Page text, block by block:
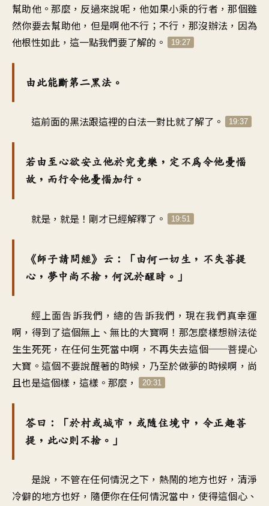
幫助他。那麼，反過來說呢，他如果小乘的行者，那個雖
然你要去幫助他，但是啊他不行；不行，那沒辦法，因為
他根性如此，這一點我們要了解的。
19:27
由此能斷第二黑法。
這前面的黑法跟這裡的白法一對比就了解了。 19:37
若由至心欲安立他於究竟樂，定不為令他憂惱
故，而行令他憂惱加行。
就是，就是！剛才已經解釋了。 19:51
《師子請問經》云：「由何一切生，不失菩提
心，夢中尚不捨，何況於醒時。」
經上面告訴我們，總的告訴我們，現在我們真幸運
啊，得到了這個無上、無比的大寶啊！那怎麼樣想辦法從
生生死死，在任何生死當中啊，不再失去這個──菩提心
大寶。這個不要說醒著的時候，乃至於做夢的時候啊，尚
且也是這個樣，這樣。那麼，
20:31
答曰：「於村或城市，或隨住境中，令正趣菩
提，此心則不捨。」
是說，不管在任何情況之下，熱鬧的地方也好，清淨
冷僻的地方也好，隨便你在任何情況當中，使得這個心、